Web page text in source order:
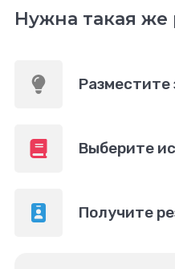
Нужна такая же
Разместите
Выберите
Получите